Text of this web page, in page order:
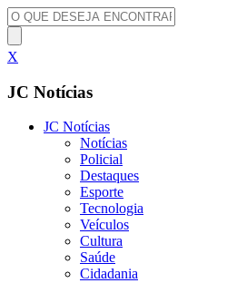
X
JC Notícias
JC Notícias
Notícias
Policial
Destaques
Esporte
Tecnologia
Veículos
Cultura
Saúde
Cidadania